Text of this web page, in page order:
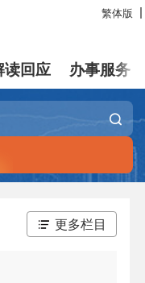
繁体版
读回应 办事服务
更多栏目